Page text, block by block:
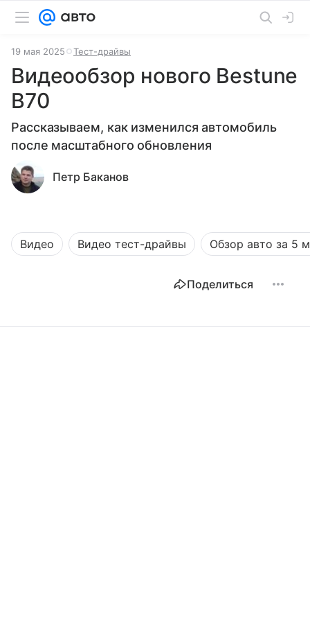
19 мая 2025 Тест-драйвы
Видеообзор нового Bestune
B70
Рассказываем, как изменился автомобиль
после масштабного обновления
Петр Баканов
Видео Видео тест-драйвы Обзор авто за 5
Поделиться